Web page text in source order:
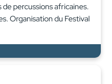
percussions africaines.
Organisation du Festival